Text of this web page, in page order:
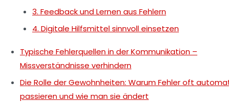
3. Feedback und Lernen aus Fehlern
4. Digitale Hilfsmittel sinnvoll einsetzen
Typische Fehlerquellen in der Kommunikation –
Missverständnisse verhindern
Die Rolle der Gewohnheiten: Warum Fehler oft
passieren und wie man sie ändert